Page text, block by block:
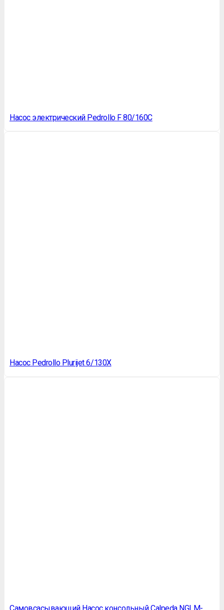
Насос электрический Pedrollo F 80/160C
Насос Pedrollo Plurijet 6/130X